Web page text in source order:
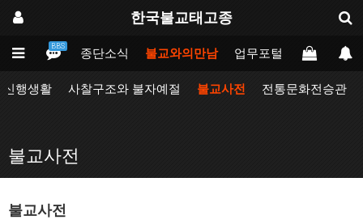
한국불교태고종
BBS
태고종 종단소식 불교와의만남 업무포털 동방불교대
신행생활 사찰구조와 불자예절 불교사전 전통문화전승관
불교사전
불교사전